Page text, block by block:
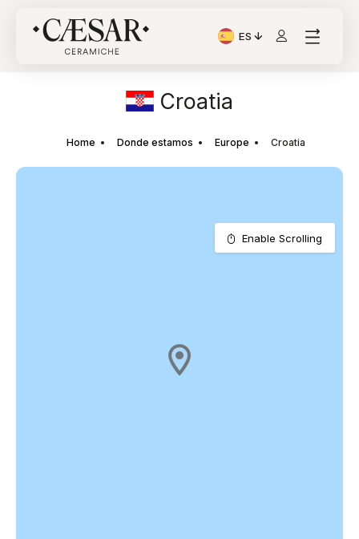
ES
Idioma actual: Italiano
Croatia
Home Donde estamos Europe Croatia
Enable Scrolling